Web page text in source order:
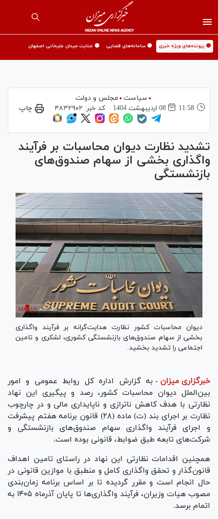
🟡 پرونده‌های ویژه خبری 🟡 سامانه‌های قضایی 🟡 جنایت میدان علیخانی اصفهان
سیاست
مجلس و دولت
11:58
08 ارديبهشت 1404 کد خبر: ۴۸۳۲۹۰۲ چاپ
تشدید نظارت دیوان محاسبات بر فرآیند
واگذاری بخشی از سهام صندوق‌های
بازنشستگی
دیوان محاسبات کشور نظارت هدایت‌گرانه بر فرآیند واگذاری
بخشی از سهام صندوق‌های بازنشستگی کشوری، لشکری و تامین
اجتماعی را تشدید بخشید.
خبرگزاری میزان - به گزارش اداره کل روابط عمومی و امور
بین‌الملل دیوان محاسبات کشور، رصد و پیگیری این نهاد
نظارتی با هدف کاهش ناترازی و ناپایداری مالی و در چارچوب
نظارت بر اجرای بند (ت) ماده (۲۸) قانون برنامه هفتم پیشرفت
و اجرای فرآیند واگذاری سهام صندوق‌های بازنشستگی و
شرکت‌های تابعه طبق ضوابط، قانونی بوده است.
همچنین اقدامات نظارتی این نهاد در راستای تامین اهداف
قانون‌گذار و تحقق واگذاری کامل و منطبق با موازین قانونی در
حال انجام است و مقرر گردیده تا بر اساس برنامه زمان‌بندی
مصوب هیات وزیران، فرآیند واگذاری‌ها تا پایان آذرماه ۱۴۰۵ به
اتمام برسد.